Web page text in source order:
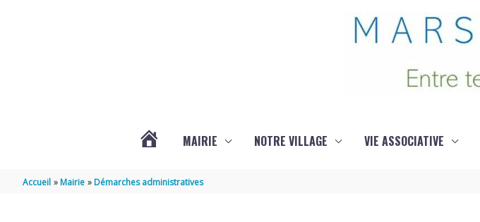
MAIRIE NOTRE VILLAGE VIE ASSOCIATIVE
Accueil Mairie Démarches administratives